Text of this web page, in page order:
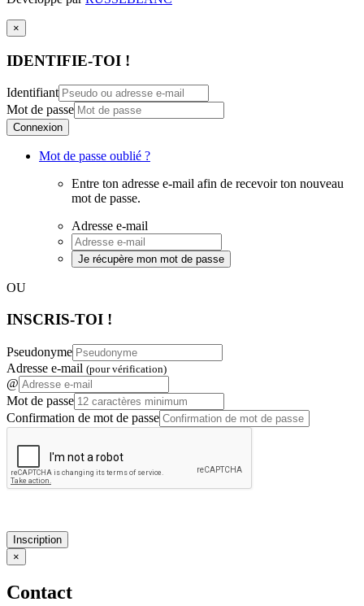
×
IDENTIFIE-TOI !
Identifiant
Mot de passe
Connexion
Mot de passe oublié ?
Entre ton adresse e-mail afin de recevoir ton nouveau
mot de passe.
Adresse e-mail
Je récupère mon mot de passe
OU
INSCRIS-TOI !
Pseudonyme
Adresse e-mail (pour vérification)
@
Mot de passe
Confirmation de mot de passe
Inscription
×
Contact